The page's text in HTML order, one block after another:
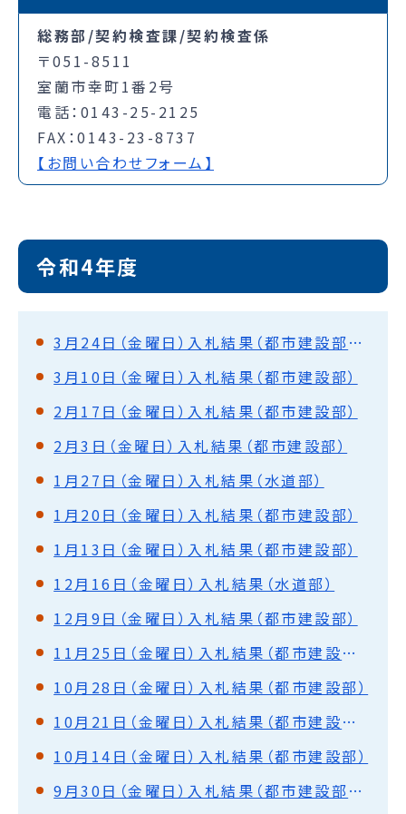
総務部/契約検査課/契約検査係
〒051-8511
室蘭市幸町1番2号
電話：0143-25-2125
FAX：0143-23-8737
【お問い合わせフォーム】
令和4年度
3月24日（金曜日）入札結果（都市建設部・水道部）
3月10日（金曜日）入札結果（都市建設部）
2月17日（金曜日）入札結果（都市建設部）
2月3日（金曜日）入札結果（都市建設部）
1月27日（金曜日）入札結果（水道部）
1月20日（金曜日）入札結果（都市建設部）
1月13日（金曜日）入札結果（都市建設部）
12月16日（金曜日）入札結果（水道部）
12月9日（金曜日）入札結果（都市建設部）
11月25日（金曜日）入札結果（都市建設部・水道部）
10月28日（金曜日）入札結果（都市建設部）
10月21日（金曜日）入札結果（都市建設部・水道部）
10月14日（金曜日）入札結果（都市建設部）
9月30日（金曜日）入札結果（都市建設部・水道部）